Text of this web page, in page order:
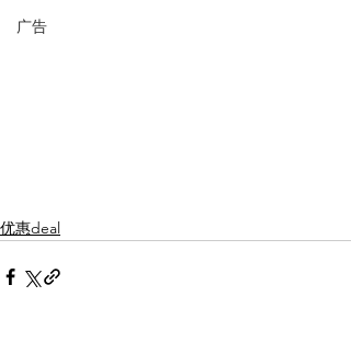
广告
优惠deal